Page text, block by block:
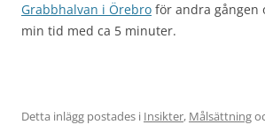
Grabbhalvan i Örebro för andra gången
min tid med ca 5 minuter.
Detta inlägg postades i Insikter, Målsättning